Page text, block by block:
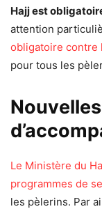
Hajj est
attention
obligatoire contre
pour tous les
Le Ministère du
programmes de
les pèlerins. Par